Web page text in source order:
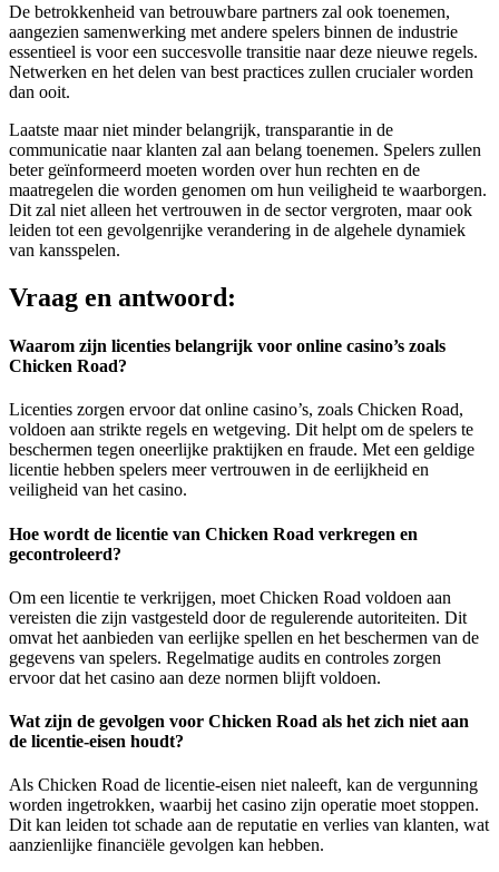
De betrokkenheid van betrouwbare partners zal ook toenemen,
aangezien samenwerking met andere spelers binnen de industrie
essentieel is voor een succesvolle transitie naar deze nieuwe regels.
Netwerken en het delen van best practices zullen crucialer worden
dan ooit.
Laatste maar niet minder belangrijk, transparantie in de
communicatie naar klanten zal aan belang toenemen. Spelers zullen
beter geïnformeerd moeten worden over hun rechten en de
maatregelen die worden genomen om hun veiligheid te waarborgen.
Dit zal niet alleen het vertrouwen in de sector vergroten, maar ook
leiden tot een gevolgenrijke verandering in de algehele dynamiek
van kansspelen.
Vraag en antwoord:
Waarom zijn licenties belangrijk voor online casino’s zoals
Chicken Road?
Licenties zorgen ervoor dat online casino’s, zoals Chicken Road,
voldoen aan strikte regels en wetgeving. Dit helpt om de spelers te
beschermen tegen oneerlijke praktijken en fraude. Met een geldige
licentie hebben spelers meer vertrouwen in de eerlijkheid en
veiligheid van het casino.
Hoe wordt de licentie van Chicken Road verkregen en
gecontroleerd?
Om een licentie te verkrijgen, moet Chicken Road voldoen aan
vereisten die zijn vastgesteld door de regulerende autoriteiten. Dit
omvat het aanbieden van eerlijke spellen en het beschermen van de
gegevens van spelers. Regelmatige audits en controles zorgen
ervoor dat het casino aan deze normen blijft voldoen.
Wat zijn de gevolgen voor Chicken Road als het zich niet aan
de licentie-eisen houdt?
Als Chicken Road de licentie-eisen niet naleeft, kan de vergunning
worden ingetrokken, waarbij het casino zijn operatie moet stoppen.
Dit kan leiden tot schade aan de reputatie en verlies van klanten, wat
aanzienlijke financiële gevolgen kan hebben.